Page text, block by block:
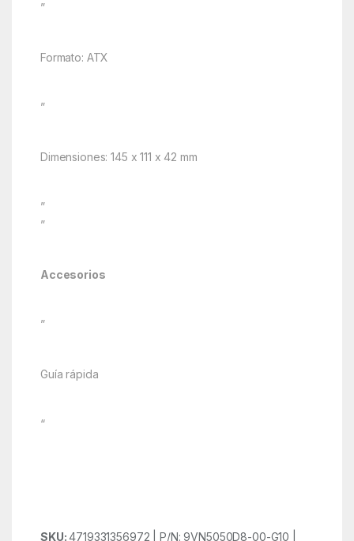
”
Formato: ATX
”
Dimensiones: 145 x 111 x 42 mm
”
”
Accesorios
”
Guía rápida
“
SKU:4719331356972 | P/N: 9VN5050D8-00-G10 |